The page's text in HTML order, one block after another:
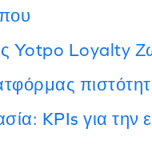
Loyalty
KPIs για την